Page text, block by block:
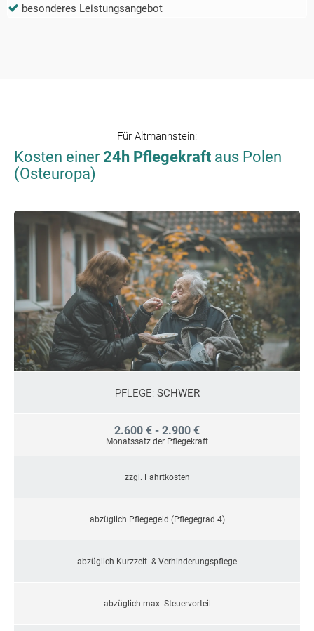
besonderes Leistungsangebot
Für Altmannstein:
Kosten einer24h Pflegekraft aus Polen
(Osteuropa)
PFLEGE: SCHWER
2.600 € - 2.900 €
Monatssatz der Pflegekraft
zzgl. Fahrtkosten
abzüglich Pflegegeld (Pflegegrad 4)
abzüglich Kurzzeit- & Verhinderungspflege
abzüglich max. Steuervorteil